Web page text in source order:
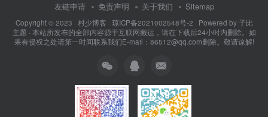
友链申请 免责声明 关于我们 Sitemap
Copyright © 2023 · 村少博客 · 琼ICP备2021002548号-2 · Powered by子比
主题 · 本站所发布的全部内容源于互联网搬运，请在下载后24小时内删除。如
果有侵权之处请第一时间联系我们E-mail：86512@qq.com删除。敬请谅解!